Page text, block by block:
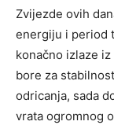
Zvijezde ovih
energiju i period
konačno izlaze
bore za
odricanja, sada
vrata ogromnog